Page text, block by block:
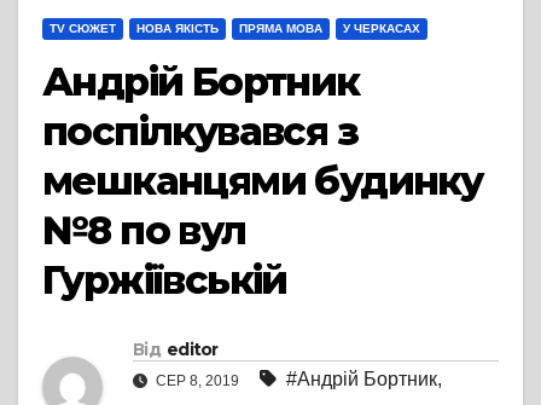
TV СЮЖЕТ НОВА ЯКІСТЬ ПРЯМА МОВА У ЧЕРКАСАХ
Андрій Бортник
поспілкувався з
мешканцями будинку
№8 по вул
Гуржіївській
Від editor
СЕР 8, 2019 #Андрій Бортник,